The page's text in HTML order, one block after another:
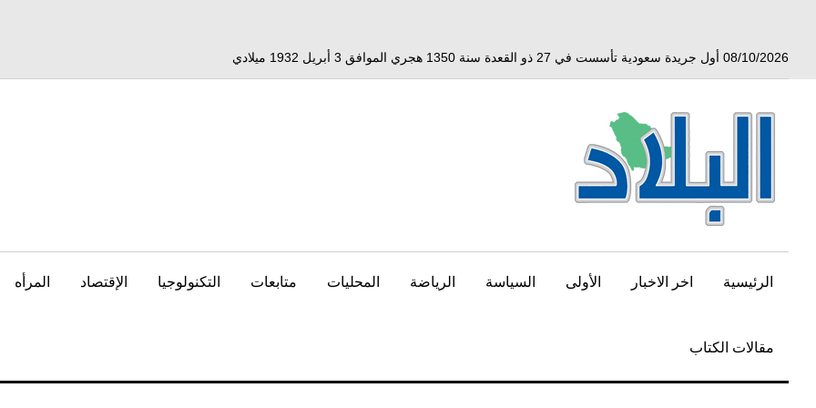
08/10/2026 أول جريدة سعودية تأسست في 27 ذو القعدة سنة 1350 هجري الموافق 3 أبريل 1932 ميلادي
الرئيسية اخر الاخبار الأولى السياسة الرياضة المحليات متابعات التكنولوجيا الإقتصاد المرأه
مقالات الكتاب